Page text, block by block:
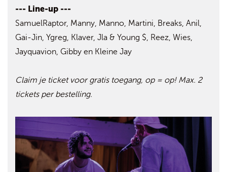
--- Line-up ---
SamuelRaptor, Manny, Manno, Martini, Breaks, Anil,
Gai-Jin, Ygreg, Klaver, Jla & Young $, Reez, Wies,
Jayquavion, Gibby en Kleine Jay
Claim je ticket voor gratis toegang, op = op! Max. 2
tickets per bestelling.